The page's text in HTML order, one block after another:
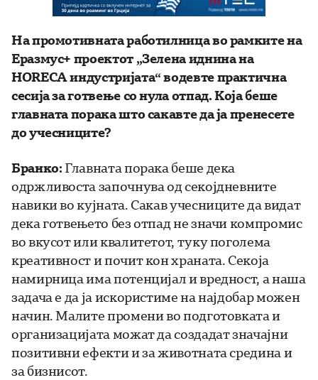
На промотивната работилница во рамките на
Еразмус+ проектот „Зелена иднина на
HORECA индустријата“ водевте практична
сесија за готвење со нула отпад. Која беше
главната порака што сакавте да ја пренесете
до учесниците?
Бранко: Главната порака беше дека
одржливоста започнува од секојдневните
навики во кујната. Сакав учесниците да видат
дека готвењето без отпад не значи компромис
во вкусот или квалитетот, туку поголема
креативност и почит кон храната. Секоја
намирница има потенцијал и вредност, а наша
задача е да ја искористиме на најдобар можен
начин. Малите промени во подготовката и
организацијата можат да создадат значајни
позитивни ефекти и за животната средина и
за бизнисот.